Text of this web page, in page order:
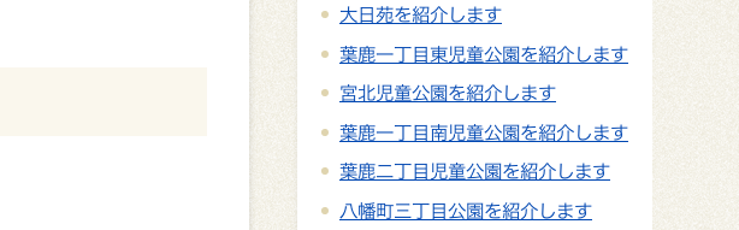
大日苑を紹介します
葉鹿一丁目東児童公園を紹介します
宮北児童公園を紹介します
葉鹿一丁目南児童公園を紹介します
葉鹿二丁目児童公園を紹介します
八幡町三丁目公園を紹介します